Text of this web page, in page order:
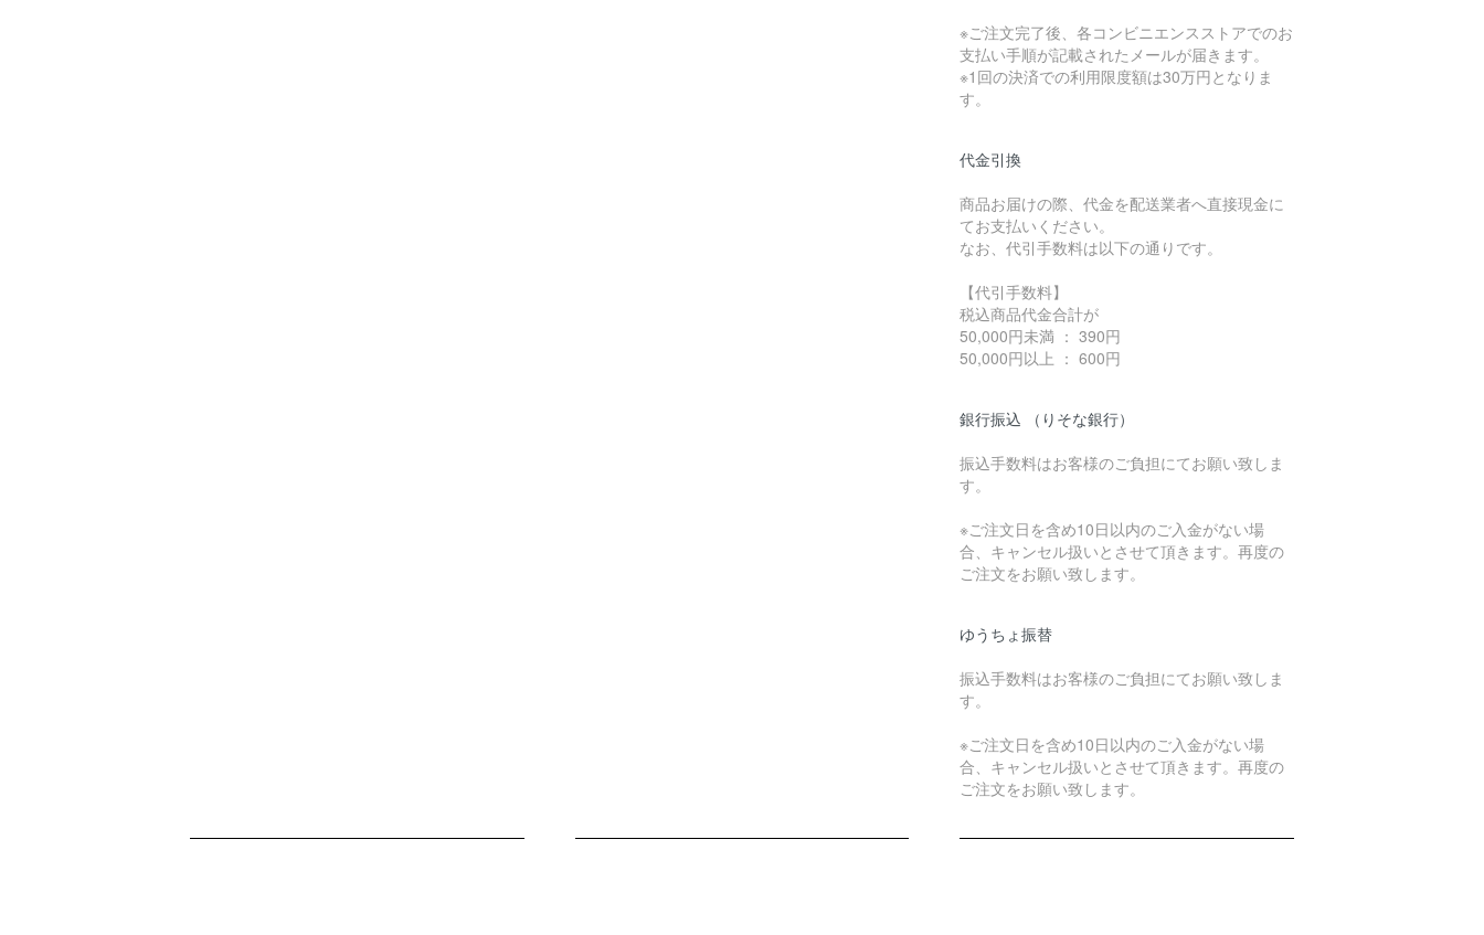
※ご注文完了後、各コンビニエンスストアでのお
支払い手順が記載されたメールが届きます。
※1回の決済での利用限度額は30万円となりま
す。
代金引換
商品お届けの際、代金を配送業者へ直接現金に
てお支払いください。
なお、代引手数料は以下の通りです。
【代引手数料】
税込商品代金合計が
50,000円未満 ： 390円
50,000円以上 ： 600円
銀行振込 （りそな銀行）
振込手数料はお客様のご負担にてお願い致しま
す。
※ご注文日を含め10日以内のご入金がない場
合、キャンセル扱いとさせて頂きます。再度の
ご注文をお願い致します。
ゆうちょ振替
振込手数料はお客様のご負担にてお願い致しま
す。
※ご注文日を含め10日以内のご入金がない場
合、キャンセル扱いとさせて頂きます。再度の
ご注文をお願い致します。